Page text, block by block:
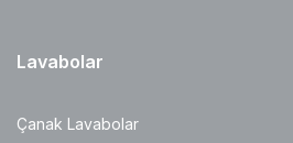
Lavabolar
Çanak Lavabolar